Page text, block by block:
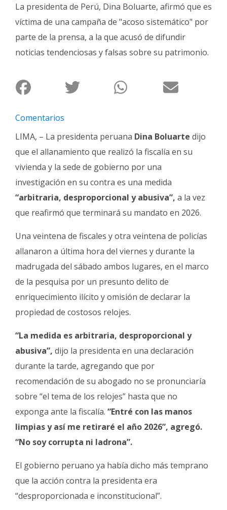
de
Familia
Clasificados
Fúnebres
La presidenta de Perú, Dina Boluarte, afirmó que es
víctima de una campaña de "acoso sistemático" por
parte de la prensa, a la que acusó de difundir
noticias tendenciosas y falsas sobre su patrimonio.
Comentarios
LIMA, – La presidenta peruana Dina Boluarte dijo
que el allanamiento que realizó la fiscalía en su
vivienda y la sede de gobierno por una
investigación en su contra es una medida
“arbitraria, desproporcional y abusiva”, a la vez
que reafirmó que terminará su mandato en 2026.
Una veintena de fiscales y otra veintena de policías
allanaron a última hora del viernes y durante la
madrugada del sábado ambos lugares, en el marco
de la pesquisa por un presunto delito de
enriquecimiento ilícito y omisión de declarar la
propiedad de costosos relojes.
“La medida es arbitraria, desproporcional y
abusiva”, dijo la presidenta en una declaración
durante la tarde, agregando que por
recomendación de su abogado no se pronunciaría
sobre “el tema de los relojes” hasta que no
exponga ante la fiscalía. “Entré con las manos
limpias y así me retiraré el año 2026”, agregó.
“No soy corrupta ni ladrona”.
El gobierno peruano ya había dicho más temprano
que la acción contra la presidenta era
“desproporcionada e inconstitucional”.